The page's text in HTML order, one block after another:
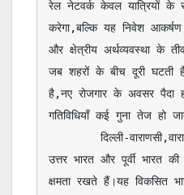
रेल नेटवर्क केवल यात्रियों के
करेगा,बल्कि यह निवेश
और क्षेत्रीय अर्थव्यवस्था के
जब शहरों के बीच दूरी घटती
है,नए रोजगार के अवसर पैदा
गतिविधियाँ कई गुना तेज हो
उत्तर भारत और पूर्वी भारत
क्षमता रखते हैं।यह विकसित